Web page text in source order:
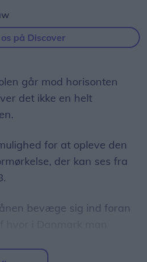
skulle udnytte chancen
biolog ved Nordsøen
at hajen enten er
på Discover
går mod horisonten
det ikke en helt
for at opleve den
der kan ses fra
bevæge sig ind foran